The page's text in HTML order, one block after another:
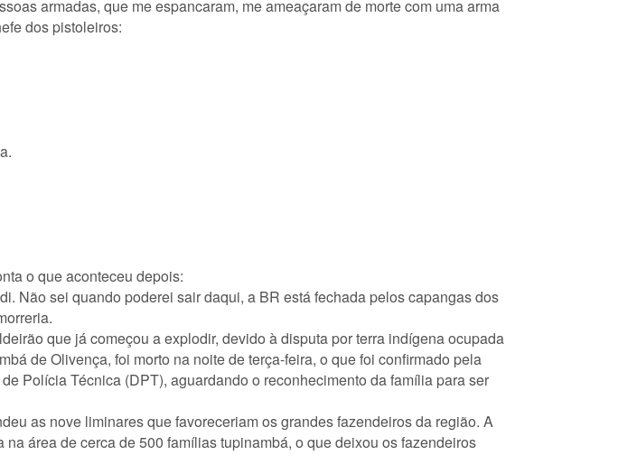
armadas, que me espancaram, me ameaçaram de morte com uma arma
dos pistoleiros:
o que aconteceu depois:
Não sei quando poderei sair daqui, a BR está fechada pelos capangas dos
que já começou a explodir, devido à disputa por terra indígena ocupada
de Olivença, foi morto na noite de terça-feira, o que foi confirmado pela
Polícia Técnica (DPT), aguardando o reconhecimento da família para ser
as nove liminares que favoreceriam os grandes fazendeiros da região. A
área de cerca de 500 famílias tupinambá, o que deixou os fazendeiros